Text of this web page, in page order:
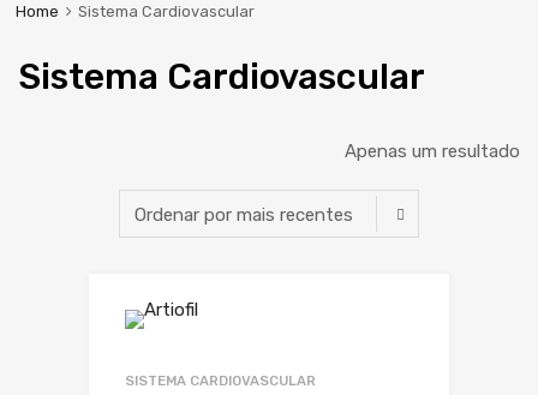
Home Sistema Cardiovascular
Sistema Cardiovascular
Apenas um resultado
SISTEMA CARDIOVASCULAR